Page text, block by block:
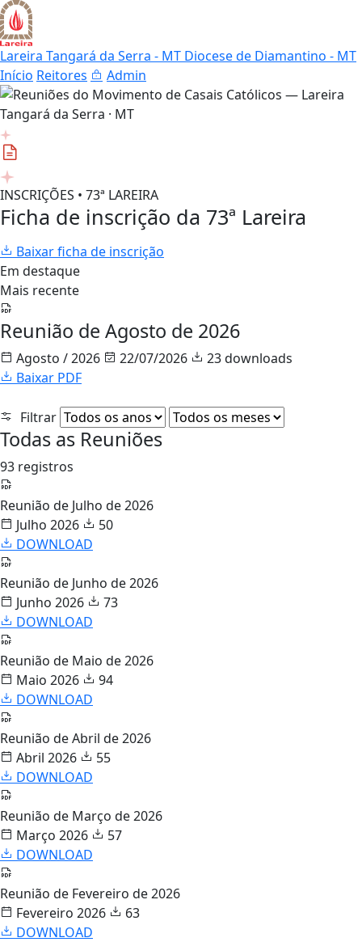
Lareira Tangará da Serra - MT Diocese de Diamantino - MT
Início Reitores Admin
INSCRIÇÕES • 73ª LAREIRA
Ficha de inscrição da 73ª Lareira
Baixar ficha de inscrição
Em destaque
Mais recente
Reunião de Agosto de 2026
Agosto / 2026 22/07/2026
23 downloads
Baixar PDF
Filtrar
Todas as Reuniões
93 registros
Reunião de Julho de 2026
Julho 2026
50
DOWNLOAD
Reunião de Junho de 2026
Junho 2026
73
DOWNLOAD
Reunião de Maio de 2026
Maio 2026
94
DOWNLOAD
Reunião de Abril de 2026
Abril 2026
55
DOWNLOAD
Reunião de Março de 2026
Março 2026
57
DOWNLOAD
Reunião de Fevereiro de 2026
Fevereiro 2026
63
DOWNLOAD